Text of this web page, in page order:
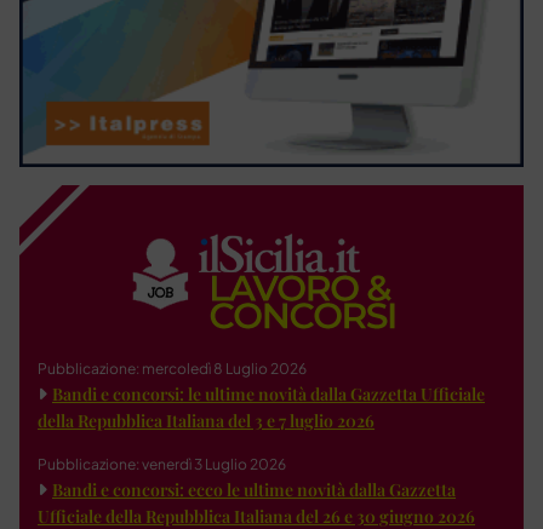
Pubblicazione: mercoledì 8 Luglio 2026
Bandi e concorsi: le ultime novità dalla Gazzetta Ufficiale
della Repubblica Italiana del 3 e 7 luglio 2026
Pubblicazione: venerdì 3 Luglio 2026
Bandi e concorsi: ecco le ultime novità dalla Gazzetta
Ufficiale della Repubblica Italiana del 26 e 30 giugno 2026